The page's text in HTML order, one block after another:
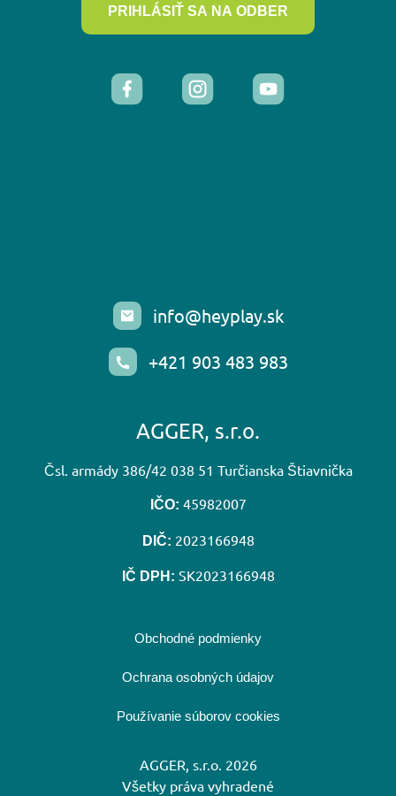
info@heyplay.sk
+421 903 483 983
AGGER, s.r.o.
Čsl. armády 386/42 038 51 Turčianska Štiavnička
IČO: 45982007
DIČ: 2023166948
IČ DPH: SK2023166948
PRIHLÁSIŤ SA NA ODBER
Obchodné podmienky
Ochrana osobných údajov
Používanie súborov cookies
AGGER, s.r.o. 2026
Všetky práva vyhradené